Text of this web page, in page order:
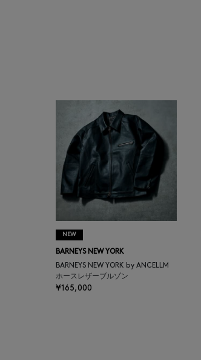
ATTO VANNUCCI
FIRENZE
AURALEE
AUTRY
BAGUTTA
BAKUNE
NEW
BARNEYS NEW YORK
BARNEYS NEW YORK by ANCELLM
ホースレザーブルゾン
¥165,000